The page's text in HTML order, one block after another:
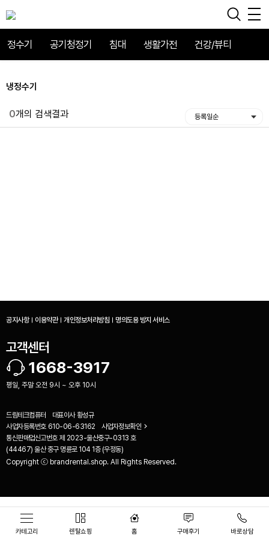
정수기 공기청정기 침대 생활가전 건강/뷰티
냉정수기
0개의 검색결과 등록일순
공지사항 이용약관 개인정보처리방침 명의도용 방지 서비스
고객센터
1668-3917
평일, 주말 오전 9시 ~ 오후 10시
드림테크컴퓨터 대표이사 황성규
사업자등록번호 610-06-63162
사업자정보확인
통신판매업신고번호 제 2023-울산중구-0313 호
(44467) 울산 중구 명륜로 104 1층 (우정동)
Copyright ⓒ brandrental.shop. All Rights Reserved.
카테고리 렌탈쇼핑 홈 구매후기 바로상담